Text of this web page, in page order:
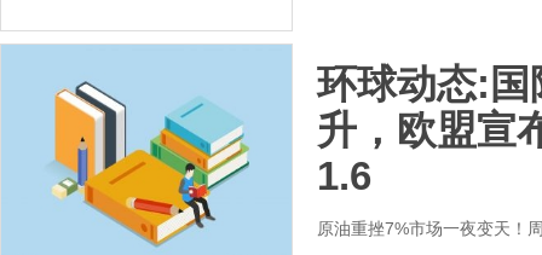
环球动态:国
升，欧盟宣
1.6
原油重挫7%市场一夜变天！